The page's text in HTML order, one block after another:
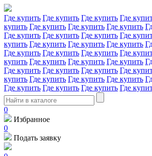
Где купить Где купить Где купить Где
купить Где купить Где купить Где купить
Где купить Где купить Где купить Где
купить Где купить Где купить Где купить
Где купить Где купить Где купить Где
купить Где купить Где купить Где купить
Где купить Где купить Где купить Где
купить Где купить Где купить Где купить
Где купить Где купить Где купить Где
0
Избранное
0
Подать заявку